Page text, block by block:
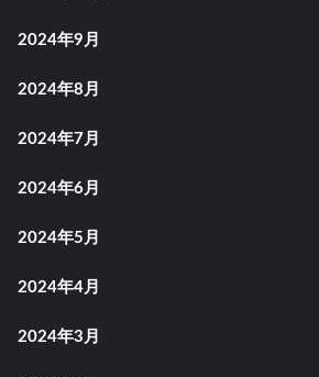
2024年9月
2024年8月
2024年7月
2024年6月
2024年5月
2024年4月
2024年3月